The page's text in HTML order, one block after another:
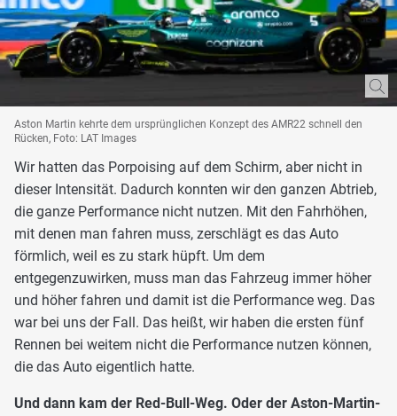
Aston Martin kehrte dem ursprünglichen Konzept des AMR22 schnell den
Rücken, Foto: LAT Images
Wir hatten das Porpoising auf dem Schirm, aber nicht in
dieser Intensität. Dadurch konnten wir den ganzen Abtrieb,
die ganze Performance nicht nutzen. Mit den Fahrhöhen,
mit denen man fahren muss, zerschlägt es das Auto
förmlich, weil es zu stark hüpft. Um dem
entgegenzuwirken, muss man das Fahrzeug immer höher
und höher fahren und damit ist die Performance weg. Das
war bei uns der Fall. Das heißt, wir haben die ersten fünf
Rennen bei weitem nicht die Performance nutzen können,
die das Auto eigentlich hatte.
Und dann kam der Red-Bull-Weg. Oder der Aston-Martin-